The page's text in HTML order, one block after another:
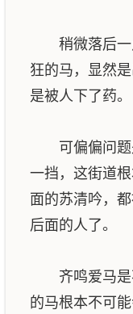
稍微落后一
狂的马，显然
是被人下了药。
可偏偏问题
一挡，这街道
面的苏清吟，
后面的人了。
齐鸣爱马是
的马根本不可